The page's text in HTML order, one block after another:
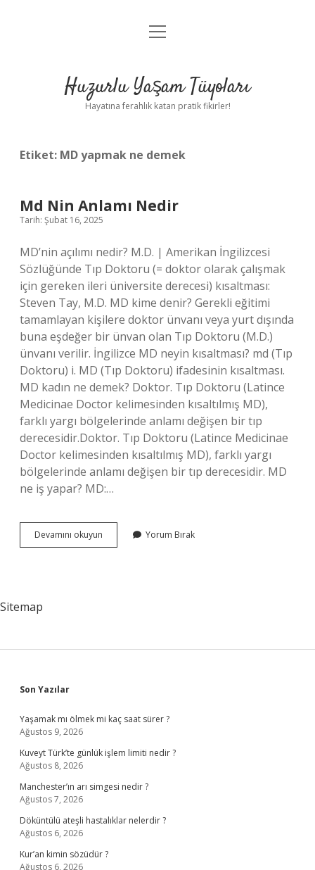
Anasayfa
Yasal Uyarı
menüyü
Huzurlu Yaşam Tüyoları
Hayatına ferahlık katan pratik fikirler!
Etiket: MD yapmak ne demek
Md Nin Anlamı Nedir
Tarih: Şubat 16, 2025
MD’nin açılımı nedir? M.D. | Amerikan İngilizcesi
Sözlüğünde Tıp Doktoru (= doktor olarak çalışmak
için gereken ileri üniversite derecesi) kısaltması:
Steven Tay, M.D. MD kime denir? Gerekli eğitimi
tamamlayan kişilere doktor ünvanı veya yurt dışında
buna eşdeğer bir ünvan olan Tıp Doktoru (M.D.)
ünvanı verilir. İngilizce MD neyin kısaltması? md (Tıp
Doktoru) i. MD (Tıp Doktoru) ifadesinin kısaltması.
MD kadın ne demek? Doktor. Tıp Doktoru (Latince
Medicinae Doctor kelimesinden kısaltılmış MD),
farklı yargı bölgelerinde anlamı değişen bir tıp
derecesidir.Doktor. Tıp Doktoru (Latince Medicinae
Doctor kelimesinden kısaltılmış MD), farklı yargı
bölgelerinde anlamı değişen bir tıp derecesidir. MD
ne iş yapar? MD:…
Devamını okuyun
Nin
Yorum Bırak
Sitemap
Sidebar
Son Yazılar
Yaşamak mı ölmek mi kaç saat sürer ?
Ağustos 9, 2026
Kuveyt Türk’te günlük işlem limiti nedir ?
Ağustos 8, 2026
Manchester’ın arı simgesi nedir ?
Ağustos 7, 2026
Döküntülü ateşli hastalıklar nelerdir ?
Ağustos 6, 2026
Kur’an kimin sözüdür ?
Ağustos 6, 2026